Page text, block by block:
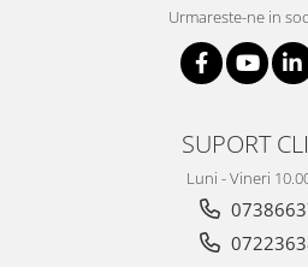
Urmareste-ne in
SUPORT
Luni - Vineri